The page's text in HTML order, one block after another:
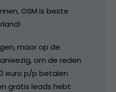
OSM is beste
maor op de
om de reden
euro p/p betalen
gratis leads hebt